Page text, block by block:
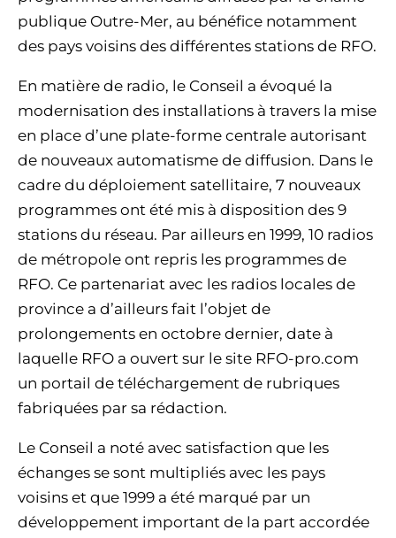
publique Outre-Mer, au bénéfice notamment
des pays voisins des différentes stations de RFO.
En matière de radio, le Conseil a évoqué la
modernisation des installations à travers la mise
en place d’une plate-forme centrale autorisant
de nouveaux automatisme de diffusion. Dans le
cadre du déploiement satellitaire, 7 nouveaux
programmes ont été mis à disposition des 9
stations du réseau. Par ailleurs en 1999, 10 radios
de métropole ont repris les programmes de
RFO. Ce partenariat avec les radios locales de
province a d’ailleurs fait l’objet de
prolongements en octobre dernier, date à
laquelle RFO a ouvert sur le site RFO-pro.com
un portail de téléchargement de rubriques
fabriquées par sa rédaction.
Le Conseil a noté avec satisfaction que les
échanges se sont multipliés avec les pays
voisins et que 1999 a été marqué par un
développement important de la part accordée